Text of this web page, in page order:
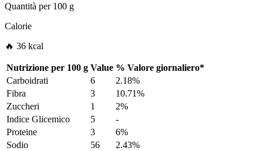
Quantità per100 g
Calorie
🔥 36 kcal
Nutrizione per 100 g Value % Valore giornaliero*
Carboidrati
6
2.18%
Fibra
3
10.71%
Zuccheri
1
2%
Indice Glicemico
5
-
Proteine
3
6%
Sodio
56
2.43%